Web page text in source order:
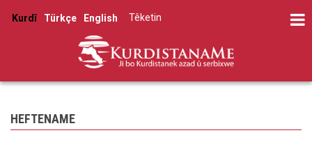
Kurdî Türkçe English
account
menu
Têketin
HEFTENAME